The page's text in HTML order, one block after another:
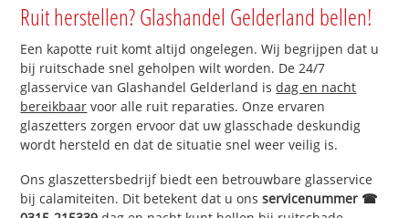
Ruit herstellen? Glashandel Gelderland bellen!
Een kapotte ruit komt altijd ongelegen. Wij begrijpen dat u
bij ruitschade snel geholpen wilt worden. De 24/7
glasservice van Glashandel Gelderland isdag en nacht
bereikbaar voor alle ruit reparaties. Onze ervaren
glaszetters zorgen ervoor dat uw glasschade deskundig
wordt hersteld en dat de situatie snel weer veilig is.
Ons glaszettersbedrijf biedt een betrouwbare glasservice
bij calamiteiten. Dit betekent dat u onsservicenummer ☎